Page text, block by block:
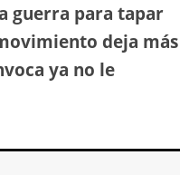
guerra para tapar
deja más
ya no le